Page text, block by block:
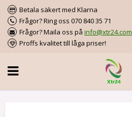
Betala säkert med Klarna
Frågor? Ring oss 070 840 35 71
Frågor? Maila oss på info@xtr24.com
Proffs kvalitet till låga priser!